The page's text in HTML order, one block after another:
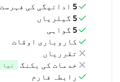
5 ادائیگی کی فہرست
5 گیلریاں
5 گواہی
کاروباری اوقات
تقرریاں
خدمات کی بکنگ
نیا
رابطہ فارم